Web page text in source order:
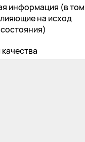
информация (в том
на исход